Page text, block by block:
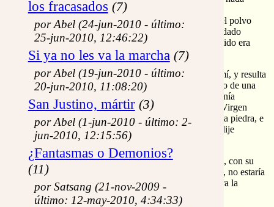
los fracasados (7)
por Abel (24-jun-2010 - último:
25-jun-2010, 12:46:22)
Si ya no les va la marcha (7)
por Abel (19-jun-2010 - último:
20-jun-2010, 11:08:20)
San Justino, mártir (3)
por Abel (1-jun-2010 - último: 2-
jun-2010, 12:15:56)
¿Fantasmas o Demonios?
(11)
por Satsang (21-nov-2009 -
último: 12-may-2010, 4:34:33)
resultaba extraño y hasta yo mismo me iba sintiendo
transformado. Acaricié la piedra mientras le quitaba el polvo
con mi mano. Era bien lisa. ¡Qué lindo rostro tan cuidado
conseguiste, mientras yo pensaba que tu único cometido era
estorbar el paso!.
Yo creía que al saltar de la pared la piedra iba a por mí, y resulta
que estaba eligiendo el lugar oportuno para ser reposo de una
tal madre. Todo hacía pensar que desde muy lejos venía
preparando su llamada a ser un cortito alivio para la Virgen
Madre. Era la primera vez que yo sentía respeto por la piedra, e
insconscientemente imitando la sonrisa de María, le dije
¡gracias! mezcladas con un mucho de ¡perdón!.
Al momento sospeché si María con su viaje conmigo, con su
canto al amado, con sus caricias a mi alma atribulada, no estaría
preparando en mí algún tipo de sosiego o morada para la
Palabra hecha carne.